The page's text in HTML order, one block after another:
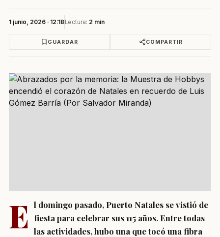
1 junio, 2026 · 12:18 Lectura: 2 min
GUARDAR COMPARTIR
E l domingo pasado, Puerto Natales se vistió de
fiesta para celebrar sus 115 años. Entre todas
las actividades, hubo una que tocó una fibra